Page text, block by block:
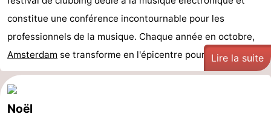
constitue une conférence incontournable pour les
professionnels de la musique. Chaque année en octobre,
Amsterdam se transforme en l'épicentre pour les ...Lire la suite
Noël